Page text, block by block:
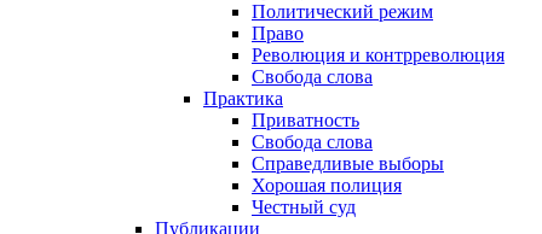
Политический режим
Право
Революция и контрреволюция
Свобода слова
Практика
Приватность
Свобода слова
Справедливые выборы
Хорошая полиция
Честный суд
Публикации